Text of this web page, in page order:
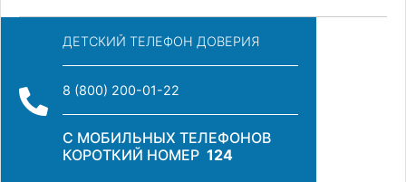
ДЕТСКИЙ ТЕЛЕФОН ДОВЕРИЯ
8 (800) 200-01-22
С МОБИЛЬНЫХ ТЕЛЕФОНОВ
КОРОТКИЙ НОМЕР 124